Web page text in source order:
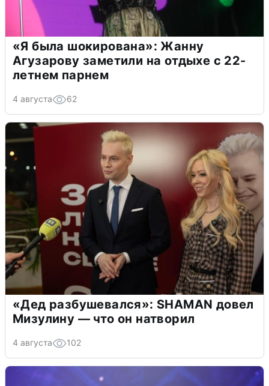
«Я была шокирована»: Жанну
Агузарову заметили на отдыхе с 22-
летнем парнем
4 августа 62
«Дед разбушевался»: SHAMAN довел
Мизулину — что он натворил
4 августа 102